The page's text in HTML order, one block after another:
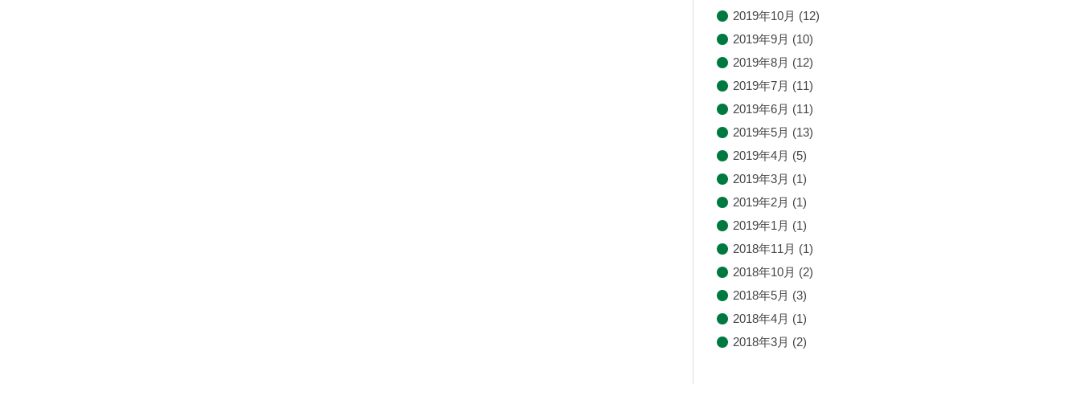
2019年10月 (12)
2019年9月 (10)
2019年8月 (12)
2019年7月 (11)
2019年6月 (11)
2019年5月 (13)
2019年4月 (5)
2019年3月 (1)
2019年2月 (1)
2019年1月 (1)
2018年11月 (1)
2018年10月 (2)
2018年5月 (3)
2018年4月 (1)
2018年3月 (2)